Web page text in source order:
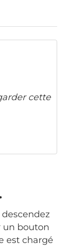
cette
un bouton
est chargé